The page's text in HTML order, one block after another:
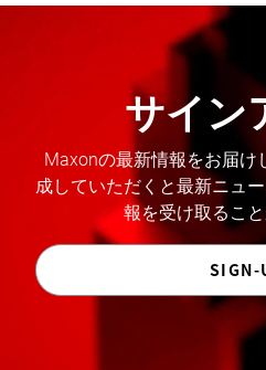
サイン
Maxonの最新情報をお届け
成していただくと最新ニュ
報を受け取るこ
SIGN-